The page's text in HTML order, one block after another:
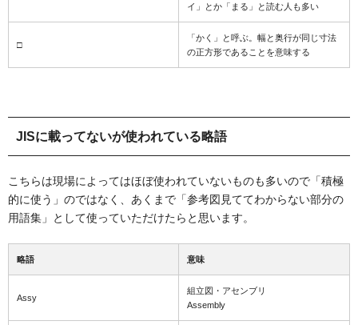
イ」とか「まる」と読む人も多い
□
「かく」と呼ぶ。幅と奥行が同じ寸法
の正方形であることを意味する
JISに載ってないが使われている略語
こちらは現場によってはほぼ使われていないものも多いので「積極
的に使う」のではなく、あくまで「参考図見ててわからない部分の
用語集」として使っていただけたらと思います。
略語 意味
Assy
組立図・アセンブリ
Assembly